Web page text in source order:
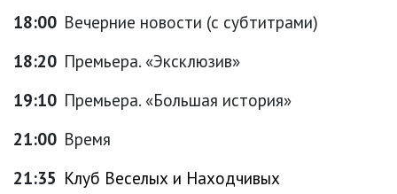
18:00 Вечерние новости (с субтитрами)
18:20 Премьера. «Эксклюзив»
19:10 Премьера. «Большая история»
21:00 Время
21:35 Клуб Веселых и Находчивых